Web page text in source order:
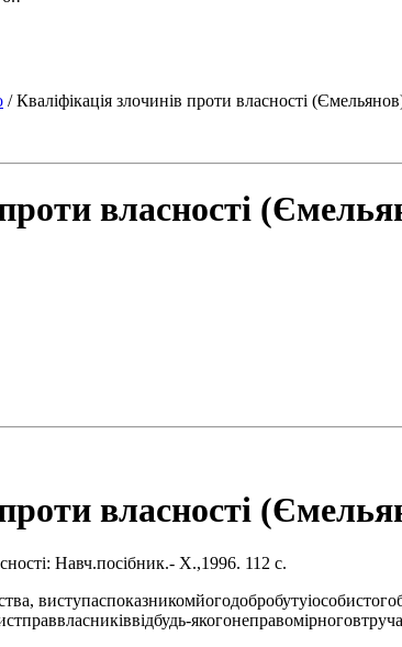
/ Кваліфікація злочинів проти власності
власності
власності
Навч.посібник.- Х.,1996. 112 с.